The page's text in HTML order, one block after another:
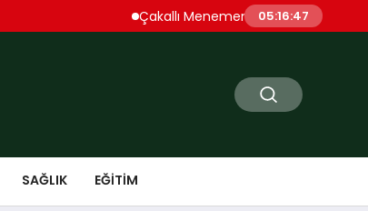
Çakallı Menemeni Denince Öne Çıkan
05:16:48
SAĞLIK EĞITIM